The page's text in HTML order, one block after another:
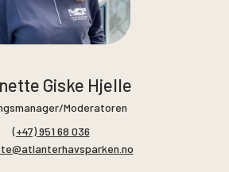
Giske Hjelle
Moderatoren
(+47) 951 68 036